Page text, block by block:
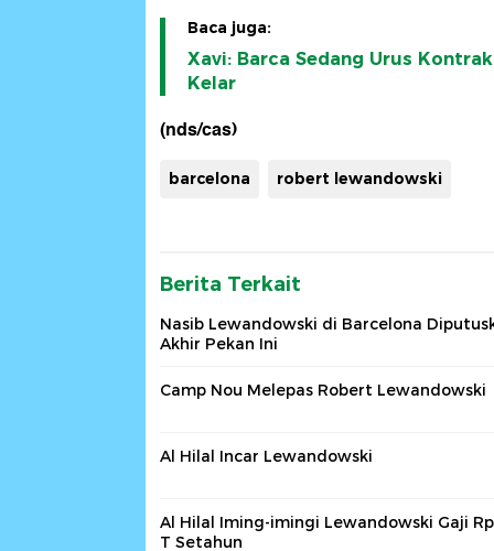
Baca juga:
Xavi: Barca Sedang Urus
Kelar
(nds/cas)
barcelona robert lewandowski
Berita Terkait
Nasib Lewandowski di Barcelona
Akhir Pekan Ini
Camp Nou Melepas Robert Lewandowski
Al Hilal Incar Lewandowski
Al Hilal Iming-imingi Lewandowski Gaji
T Setahun